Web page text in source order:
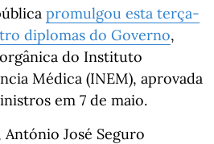
promulgou esta terça-
diplomas do Governo,
do Instituto
Médica (INEM), aprovada
em 7 de maio.
José Seguro